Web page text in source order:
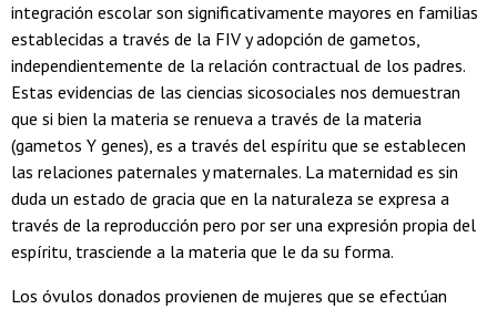
integración escolar son significativamente mayores en familias
establecidas a través de la FIV y adopción de gametos,
independientemente de la relación contractual de los padres.
Estas evidencias de las ciencias sicosociales nos demuestran
que si bien la materia se renueva a través de la materia
(gametos Y genes), es a través del espíritu que se establecen
las relaciones paternales y maternales. La maternidad es sin
duda un estado de gracia que en la naturaleza se expresa a
través de la reproducción pero por ser una expresión propia del
espíritu, trasciende a la materia que le da su forma.
Los óvulos donados provienen de mujeres que se efectúan